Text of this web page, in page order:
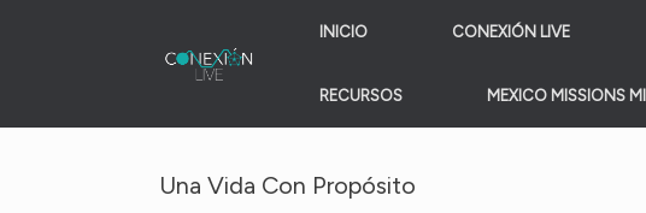
INICIO CONEXIÓN LIVE
RECURSOS MEXICO MISSIONS
Una Vida Con Propósito